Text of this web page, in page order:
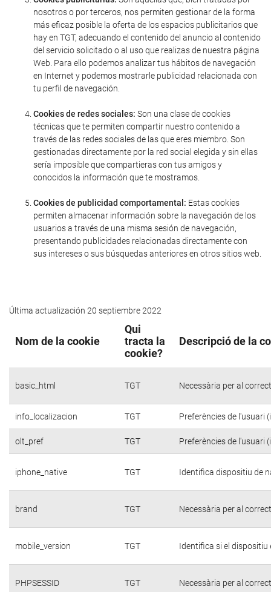
nosotros o por terceros, nos permiten gestionar de la forma
más eficaz posible la oferta de los espacios publicitarios que
hay en TGT, adecuando el contenido del anuncio al contenido
del servicio solicitado o al uso que realizas de nuestra página
Web. Para ello podemos analizar tus hábitos de navegación
en Internet y podemos mostrarle publicidad relacionada con
tu perfil de navegación.
Cookies de redes sociales: Son una clase de cookies
técnicas que te permiten compartir nuestro contenido a
través de las redes sociales de las que eres miembro. Son
gestionadas directamente por la red social elegida y sin ellas
sería imposible que compartieras con tus amigos y
conocidos la información que te mostramos.
Cookies de publicidad comportamental: Estas cookies
permiten almacenar información sobre la navegación de los
usuarios a través de una misma sesión de navegación,
presentando publicidades relacionadas directamente con
sus intereses o sus búsquedas anteriores en otros sitios web.
Última actualización 20 septiembre 2022
Nom de la cookie
Qui
tracta la
cookie?
Descripció de la
basic_html TGT Necessària per al
info_localizacion TGT Preferències de l'usuari
olt_pref TGT Preferències de l'usuari
iphone_native TGT Identifica dispositiu de
brand TGT Necessària per al
mobile_version TGT Identifica si el dispositiu
PHPSESSID TGT Necessària per al